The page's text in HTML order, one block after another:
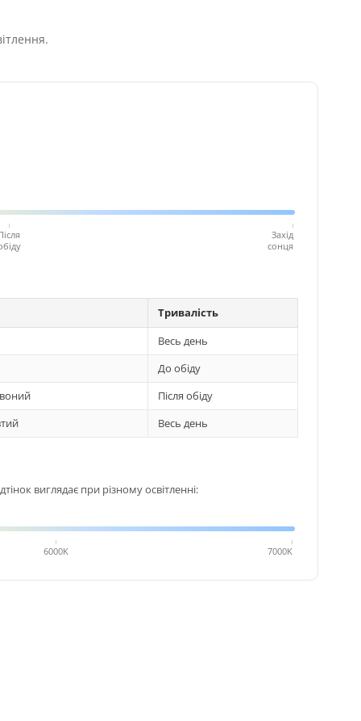
Захід
сонця
Тривалість
Весь день
До обіду
Після обіду
Весь день
виглядає при різному освітленні:
6000K 7000K